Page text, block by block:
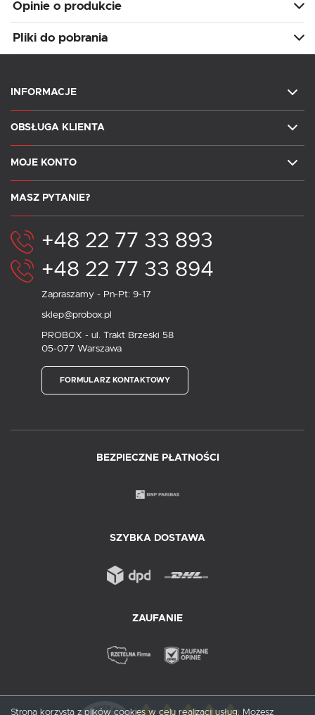
Opinie o produkcie
Pliki do pobrania
INFORMACJE
OBSŁUGA KLIENTA
MOJE KONTO
MASZ PYTANIE?
+48 22 77 33 893
+48 22 77 33 894
Zapraszamy - Pn-Pt: 9-17
sklep@probox.pl
PROBOX - ul. Trakt Brzeski 58
05-077 Warszawa
FORMULARZ KONTAKTOWY
BEZPIECZNE PŁATNOŚCI
SZYBKA DOSTAWA
ZAUFANIE
Strona korzysta z plików cookies w celu realizacji usług. Możesz